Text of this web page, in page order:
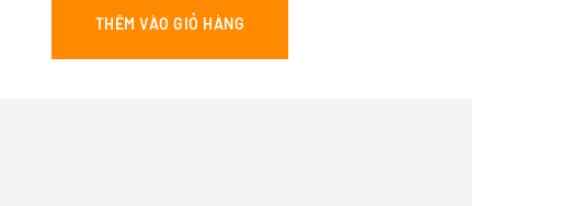
3X2.5
THÊM VÀO GIỎ HÀNG